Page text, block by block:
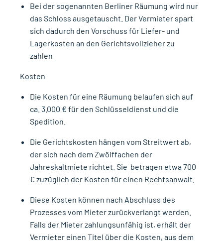
Bei der sogenannten Berliner Räumung wird nur
das Schloss ausgetauscht. Der Vermieter spart
sich dadurch den Vorschuss für Liefer- und
Lagerkosten an den Gerichtsvollzieher zu
zahlen
Kosten
Die Kosten für eine Räumung belaufen sich auf
ca. 3.000 € für den Schlüsseldienst und die
Spedition.
Die Gerichtskosten hängen vom Streitwert ab,
der sich nach dem Zwölffachen der
Jahreskaltmiete richtet. Sie betragen etwa 700
€ zuzüglich der Kosten für einen Rechtsanwalt.
Diese Kosten können nach Abschluss des
Prozesses vom Mieter zurückverlangt werden.
Falls der Mieter zahlungsunfähig ist, erhält der
Vermieter einen Titel über die Kosten, aus dem